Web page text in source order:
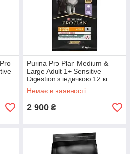
Purina Pro Plan Medium &
Large Adult 1+ Sensitive
Digestion з індичкою 12 кг
Немає в наявності
2 900 ₴